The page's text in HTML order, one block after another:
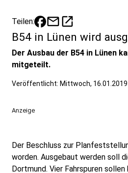
Teilen: mailopen_in_new
B54 in Lünen wird
Der Ausbau der B54 in Lünen
mitgeteilt.
Veröffentlicht: Mittwoch, 16.01.2019
Anzeige
Der Beschluss zur
worden. Ausgebaut werden soll
Dortmund. Vier Fahrspuren